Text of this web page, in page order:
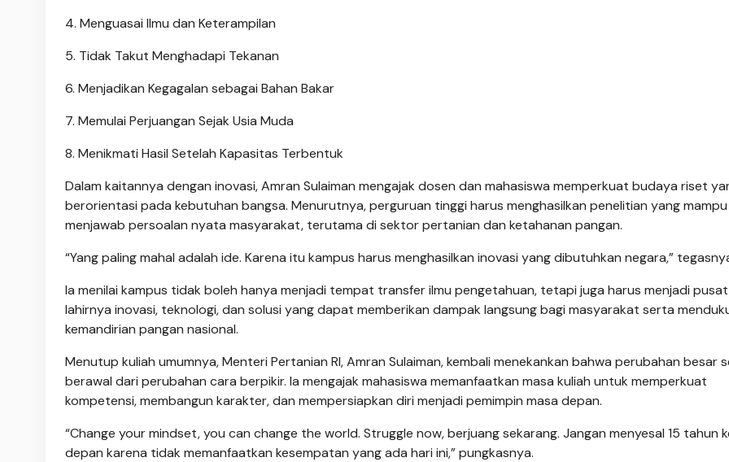
4. Menguasai Ilmu dan Keterampilan
5. Tidak Takut Menghadapi Tekanan
6. Menjadikan Kegagalan sebagai Bahan Bakar
7. Memulai Perjuangan Sejak Usia Muda
8. Menikmati Hasil Setelah Kapasitas Terbentuk
Dalam kaitannya dengan inovasi, Amran Sulaiman mengajak dosen dan mahasiswa memperkuat budaya riset
berorientasi pada kebutuhan bangsa. Menurutnya, perguruan tinggi harus menghasilkan penelitian yang mampu
menjawab persoalan nyata masyarakat, terutama di sektor pertanian dan ketahanan pangan.
“Yang paling mahal adalah ide. Karena itu kampus harus menghasilkan inovasi yang dibutuhkan negara,”
Ia menilai kampus tidak boleh hanya menjadi tempat transfer ilmu pengetahuan, tetapi juga harus menjadi pusat
lahirnya inovasi, teknologi, dan solusi yang dapat memberikan dampak langsung bagi masyarakat serta
kemandirian pangan nasional.
Menutup kuliah umumnya, Menteri Pertanian RI, Amran Sulaiman, kembali menekankan bahwa perubahan besar
berawal dari perubahan cara berpikir. Ia mengajak mahasiswa memanfaatkan masa kuliah untuk memperkuat
kompetensi, membangun karakter, dan mempersiapkan diri menjadi pemimpin masa depan.
“Change your mindset, you can change the world. Struggle now, berjuang sekarang. Jangan menyesal 15 tahun
depan karena tidak memanfaatkan kesempatan yang ada hari ini,” pungkasnya.